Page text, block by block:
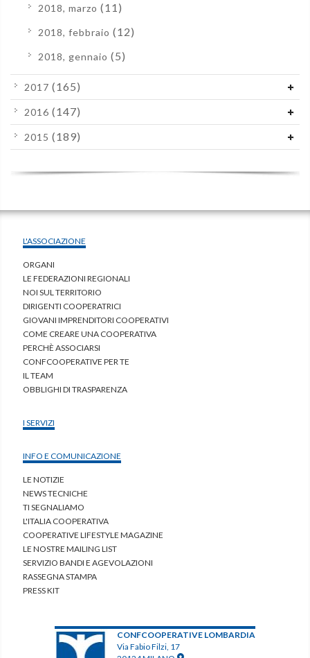
2018, marzo (11)
2018, febbraio (12)
2018, gennaio (5)
2017 (165)
2016 (147)
2015 (189)
L'ASSOCIAZIONE
ORGANI
LE FEDERAZIONI REGIONALI
NOI SUL TERRITORIO
DIRIGENTI COOPERATRICI
GIOVANI IMPRENDITORI COOPERATIVI
COME CREARE UNA COOPERATIVA
PERCHÈ ASSOCIARSI
CONFCOOPERATIVE PER TE
IL TEAM
OBBLIGHI DI TRASPARENZA
I SERVIZI
INFO E COMUNICAZIONE
LE NOTIZIE
NEWS TECNICHE
TI SEGNALIAMO
L'ITALIA COOPERATIVA
COOPERATIVE LIFESTYLE MAGAZINE
LE NOSTRE MAILING LIST
SERVIZIO BANDI E AGEVOLAZIONI
RASSEGNA STAMPA
PRESS KIT
CONFCOOPERATIVE LOMBARDIA
Via Fabio Filzi, 17